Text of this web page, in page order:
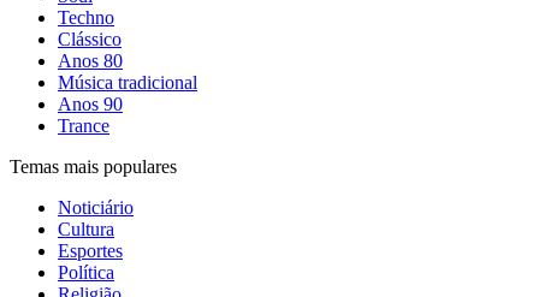
Techno
Clássico
Anos 80
Música tradicional
Anos 90
Trance
Temas mais populares
Noticiário
Cultura
Esportes
Política